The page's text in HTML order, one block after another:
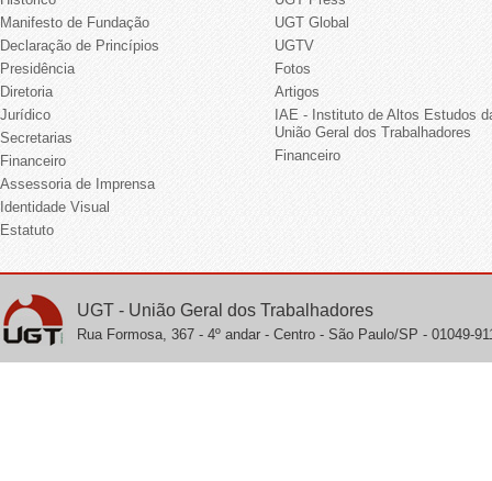
Manifesto de Fundação
Declaração de Princípios
Presidência
Diretoria
Jurídico
Secretarias
Financeiro
Assessoria de Imprensa
Identidade Visual
Estatuto
UGT Global
UGTV
Fotos
Artigos
IAE - Instituto de Altos Estudos
União Geral dos Trabalhadores
Financeiro
UGT - União Geral dos Trabalhadores
Rua Formosa, 367 - 4º andar - Centro - São Paulo/SP - 01049-